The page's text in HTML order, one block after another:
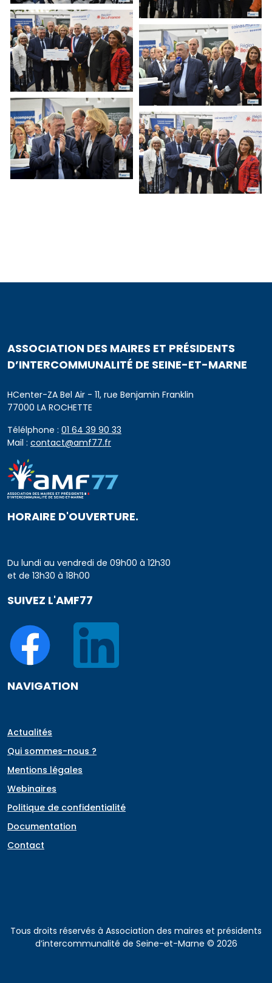
ASSOCIATION DES MAIRES ET PRÉSIDENTS
D’INTERCOMMUNALITÉ DE SEINE-ET-MARNE
HCenter-ZA Bel Air - 11, rue Benjamin Franklin
77000 LA ROCHETTE
Télélphone : 01 64 39 90 33
Mail : contact@amf77.fr
HORAIRE D'OUVERTURE.
Du lundi au vendredi de 09h00 à 12h30
et de 13h30 à 18h00
SUIVEZ L'AMF77
NAVIGATION
Actualités
Qui sommes-nous ?
Mentions légales
Webinaires
Politique de confidentialité
Documentation
Contact
Tous droits réservés à Association des maires et présidents
d’intercommunalité de Seine-et-Marne © 2026